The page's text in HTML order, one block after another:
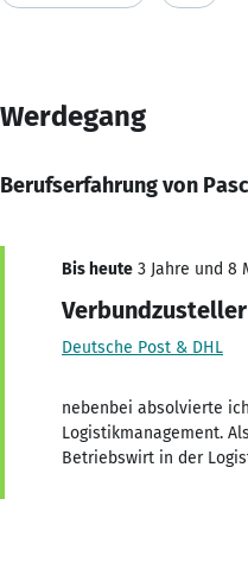
Werdegang
Berufserfahrung von
Bis heute 3 Jahre und 8
Verbundzusteller
Deutsche Post & DHL
nebenbei absolvierte
Logistikmanagement.
Betriebswirt in der